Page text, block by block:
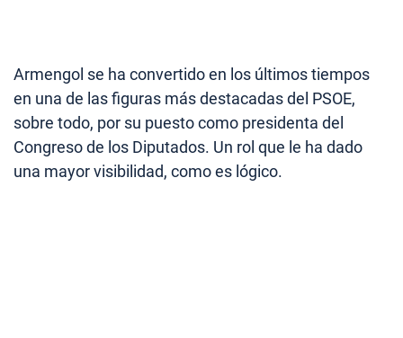
Armengol se ha convertido en los últimos tiempos
en una de las figuras más destacadas del PSOE,
sobre todo, por su puesto como presidenta del
Congreso de los Diputados. Un rol que le ha dado
una mayor visibilidad, como es lógico.